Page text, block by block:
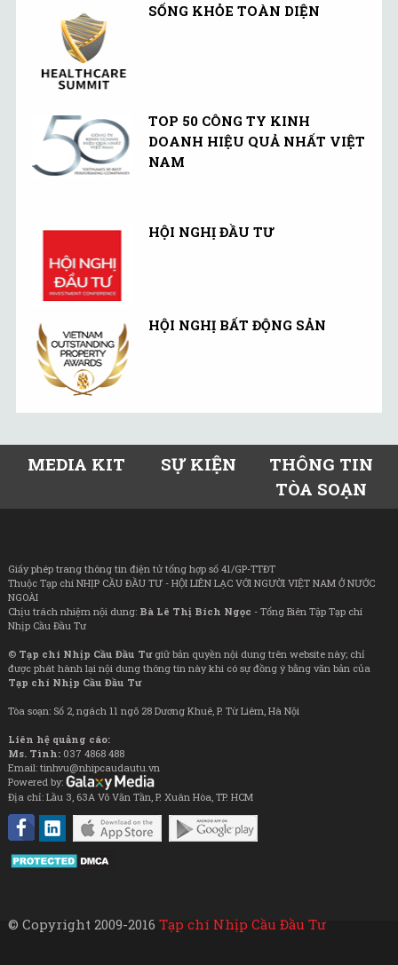
SỐNG KHỎE TOÀN DIỆN
TOP 50 CÔNG TY KINH
DOANH HIỆU QUẢ NHẤT VIỆT
NAM
HỘI NGHỊ ĐẦU TƯ
HỘI NGHỊ BẤT ĐỘNG SẢN
MEDIA KIT SỰ KIỆN
THÔNG TIN
TÒA SOẠN
Giấy phép trang thông tin điện tử tổng hợp số 41/GP-TTĐT
Thuộc Tạp chí NHỊP CẦU ĐẦU TƯ - HỘI LIÊN LẠC VỚI NGƯỜI VIỆT NAM Ở NƯỚC
NGOÀI
Chịu trách nhiệm nội dung: Bà Lê Thị Bích Ngọc - Tổng Biên Tập Tạp chí
Nhịp Cầu Đầu Tư
© Tạp chí Nhịp Cầu Đầu Tưgiữ bản quyền nội dung trên website này; chỉ
được phát hành lại nội dung thông tin này khi có sự đồng ý bằng văn bản của
Tạp chí Nhịp Cầu Đầu Tư
Tòa soạn: Số 2, ngách 11 ngõ 28 Dương Khuê, P. Từ Liêm, Hà Nội
Liên hệ quảng cáo:
Ms. Tình: 037 4868 488
Email: tinhvu@nhipcaudautu.vn
Powered by:
Địa chỉ: Lầu 3, 63A Võ Văn Tần, P. Xuân Hòa, TP. HCM
© Copyright 2009-2016 Tạp chí Nhịp Cầu Đầu Tư